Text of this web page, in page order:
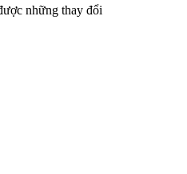
những thay đổi